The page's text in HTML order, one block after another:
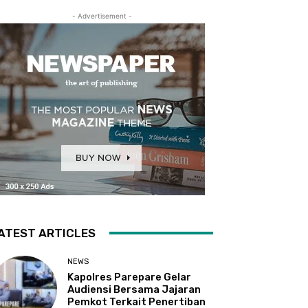
- Advertisement -
ARTICLES
NEWS
Kapolres Parepare Gelar
Audiensi Bersama Jajaran
Pemkot Terkait Penertiban